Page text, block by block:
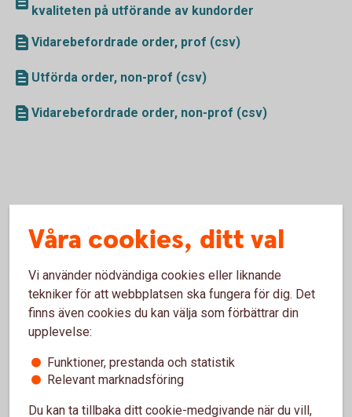
kvaliteten på utförande av kundorder
Vidarebefordrade order, prof (csv)
Utförda order, non-prof (csv)
Vidarebefordrade order, non-prof (csv)
2020
Sammanfattning av analys och slutsatser avseende
kvaliteten på utförande av kundorder
Utförda order, prof (csv)
Vidarebefordrade order, prof (csv)
Utförda order, non-prof (csv)
Våra cookies, ditt val
Vi använder nödvändiga cookies eller liknande
tekniker för att webbplatsen ska fungera för dig. Det
finns även cookies du kan välja som förbättrar din
upplevelse:
Funktioner, prestanda och statistik
Relevant marknadsföring
Du kan ta tillbaka ditt cookie-medgivande när du vill,